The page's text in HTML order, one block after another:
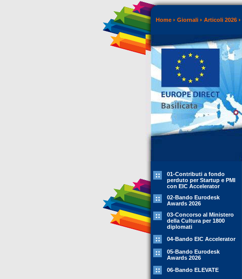
Home Giornali Articoli 2026
01-Contributi a fondo
perduto per Startup e PMI
con EIC Accelerator
02-Bando Eurodesk
Awards 2026
03-Concorso al Ministero
della Cultura per 1800
diplomati
04-Bando EIC Accelerator
05-Bando Eurodesk
Awards 2026
06-Bando ELEVATE